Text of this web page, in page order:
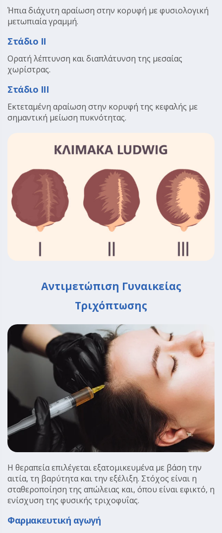
Ήπια διάχυτη αραίωση στην κορυφή με φυσιολογική
μετωπιαία γραμμή.
Στάδιο II
Ορατή λέπτυνση και διαπλάτυνση της μεσαίας
χωρίστρας.
Στάδιο III
Εκτεταμένη αραίωση στην κορυφή της κεφαλής με
σημαντική μείωση πυκνότητας.
Αντιμετώπιση Γυναικείας
Τριχόπτωσης
Η θεραπεία επιλέγεται εξατομικευμένα με βάση την
αιτία, τη βαρύτητα και την εξέλιξη. Στόχος είναι η
σταθεροποίηση της απώλειας και, όπου είναι εφικτό, η
ενίσχυση της φυσικής τριχοφυΐας.
Φαρμακευτική αγωγή